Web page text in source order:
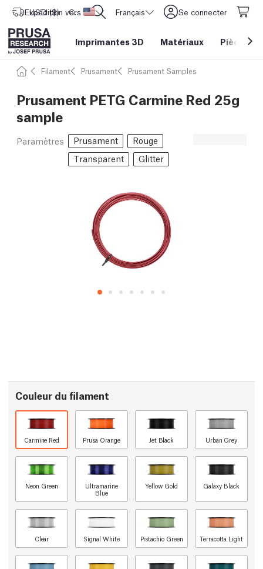
Expédition vers Etats-Unis d'Amérique
USD ($) CORE One L: Maintenant en stock ! Français Se connecter
Imprimantes 3D Matériaux Pièces&
Filament Prusament Prusament Samples
Prusament PETG Carmine Red 25g
sample
Paramètres Prusament
Rouge
Transparent
Glitter
Couleur du filament
Carmine Red Prusa Orange Jet Black Urban Grey
Neon Green
Ultramarine
Blue
Yellow Gold Galaxy Black
Clear Signal White Pistachio Green Terracotta Light